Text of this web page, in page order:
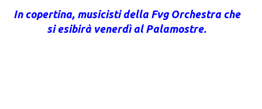
In copertina, musicisti della Fvg Orchestra che
si esibirà venerdì al Palamostre.